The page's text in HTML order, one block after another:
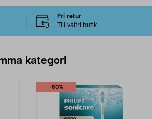
Fri retur
Till valfri butik
kategori
-60%